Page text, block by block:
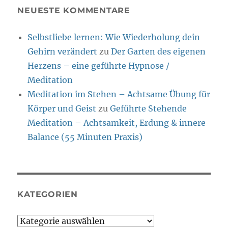
NEUESTE KOMMENTARE
Selbstliebe lernen: Wie Wiederholung dein
Gehirn verändert zuDer Garten des eigenen
Herzens – eine geführte Hypnose /
Meditation
Meditation im Stehen – Achtsame Übung für
Körper und Geist zuGeführte Stehende
Meditation – Achtsamkeit, Erdung & innere
Balance (55 Minuten Praxis)
KATEGORIEN
Kategorien